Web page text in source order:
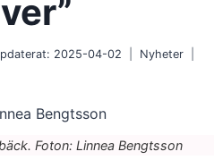
2025-04-02
Nyheter
Foton: Linnea Bengtsson